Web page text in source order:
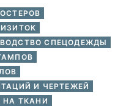
СПЕЦОДЕЖДЫ
И ЧЕРТЕЖЕЙ
НА ТКАНИ